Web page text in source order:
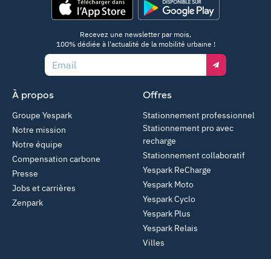
Recevez une newsletter par mois,
100% dédiée à l'actualité de la mobilité urbaine !
À propos
Groupe Yespark
Notre mission
Notre équipe
Compensation carbone
Presse
Jobs et carrières
Zenpark
Offres
Stationnement professionnel
Stationnement pro avec
recharge
Stationnement collaboratif
Yespark ReCharge
Yespark Moto
Yespark Cyclo
Yespark Plus
Yespark Relais
Villes